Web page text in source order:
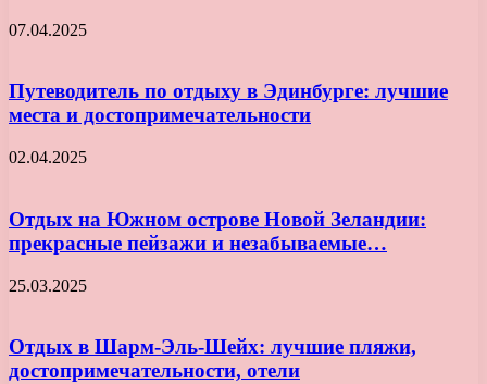
07.04.2025
Путеводитель по отдыху в Эдинбурге: лучшие
места и достопримечательности
02.04.2025
Отдых на Южном острове Новой Зеландии:
прекрасные пейзажи и незабываемые…
25.03.2025
Отдых в Шарм-Эль-Шейх: лучшие пляжи,
достопримечательности, отели